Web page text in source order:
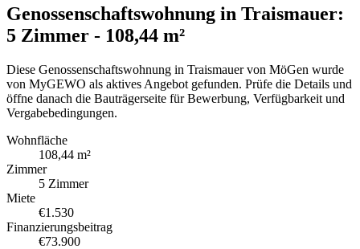
Genossenschaftswohnung in Traismauer:
5 Zimmer - 108,44 m²
Diese Genossenschaftswohnung in Traismauer von MöGen wurde
von MyGEWO als aktives Angebot gefunden. Prüfe die Details und
öffne danach die Bauträgerseite für Bewerbung, Verfügbarkeit und
Vergabebedingungen.
Wohnfläche
108,44 m²
Zimmer
5 Zimmer
Miete
€1.530
Finanzierungsbeitrag
€73.900